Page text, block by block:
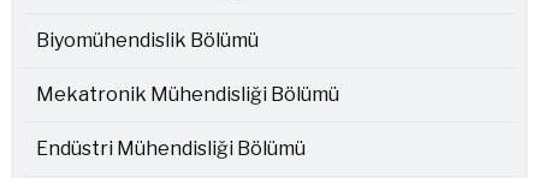
Biyomühendislik Bölümü
Mekatronik Mühendisliği Bölümü
Endüstri Mühendisliği Bölümü